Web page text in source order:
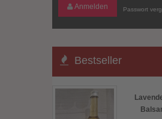
Anmelden Passwort
Bestseller